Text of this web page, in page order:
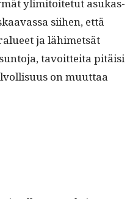
ylim­i­toite­tut asukas­
siihen, että
ja lähimet­sät
tavoit­tei­ta pitäisi
on muut­taa